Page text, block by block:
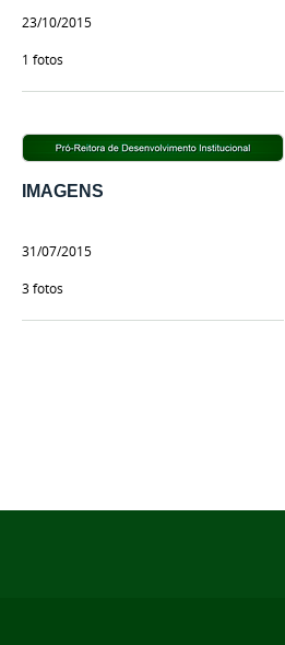
23/10/2015
1 fotos
IMAGENS
31/07/2015
3 fotos